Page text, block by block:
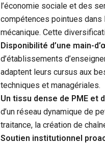
l’économie sociale et des
compétences pointues dans
mécanique. Cette
Disponibilité d’une main-
d’établissements
adaptent leurs cursus aux
techniques et managériales.
Un tissu dense de PME et
d’un réseau dynamique de
traitance, la création de
Soutien institutionnel